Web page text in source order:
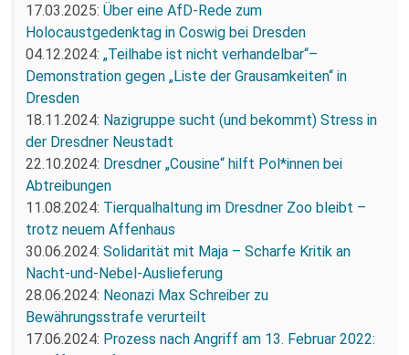
17.03.2025: Über eine AfD-Rede zum
Holocaustgedenktag in Coswig bei Dresden
04.12.2024: „Teilhabe ist nicht verhandelbar“–
Demonstration gegen „Liste der Grausamkeiten“ in
Dresden
18.11.2024: Nazigruppe sucht (und bekommt) Stress in
der Dresdner Neustadt
22.10.2024: Dresdner „Cousine“ hilft Pol*innen bei
Abtreibungen
11.08.2024: Tierqualhaltung im Dresdner Zoo bleibt –
trotz neuem Affenhaus
30.06.2024: Solidarität mit Maja – Scharfe Kritik an
Nacht-und-Nebel-Auslieferung
28.06.2024: Neonazi Max Schreiber zu
Bewährungsstrafe verurteilt
17.06.2024: Prozess nach Angriff am 13. Februar 2022: